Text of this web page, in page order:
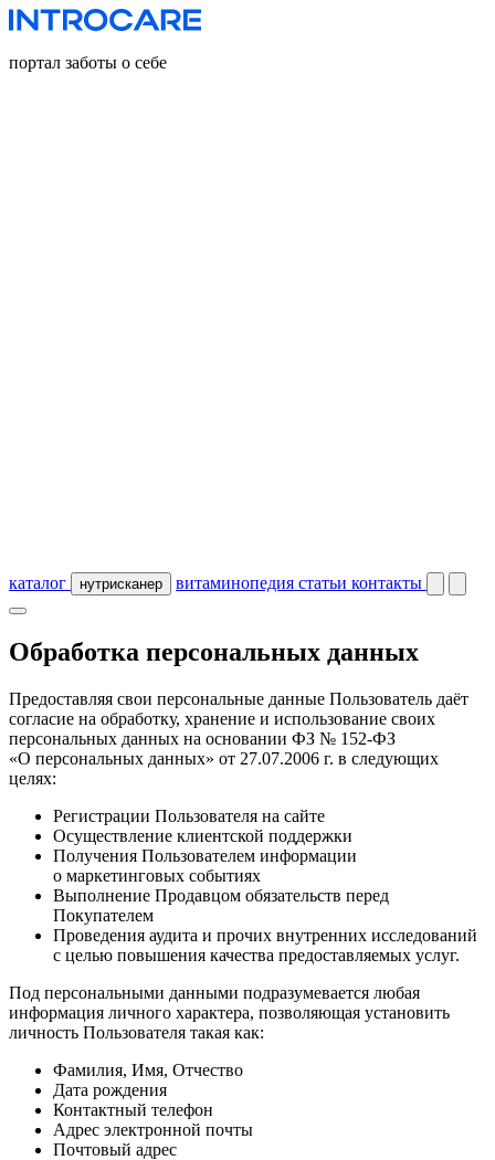
портал заботы о себе
каталог нутрисканер витаминопедия статьи контакты
Обработка персональных данных
Предоставляя свои персональные данные Пользователь даёт
согласие на обработку, хранение и использование своих
персональных данных на основании ФЗ № 152-ФЗ
«О персональных данных» от 27.07.2006 г. в следующих
целях:
Регистрации Пользователя на сайте
Осуществление клиентской поддержки
Получения Пользователем информации
о маркетинговых событиях
Выполнение Продавцом обязательств перед
Покупателем
Проведения аудита и прочих внутренних исследований
с целью повышения качества предоставляемых услуг.
Под персональными данными подразумевается любая
информация личного характера, позволяющая установить
личность Пользователя такая как:
Фамилия, Имя, Отчество
Дата рождения
Контактный телефон
Адрес электронной почты
Почтовый адрес